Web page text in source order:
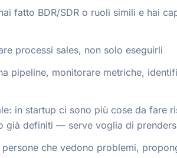
fatto BDR/SDR o ruoli simili e hai
processi sales, non solo eseguirli
pipeline, monitorare metriche,
in startup ci sono più cose da fare
già definiti — serve voglia di
che vedono problemi,